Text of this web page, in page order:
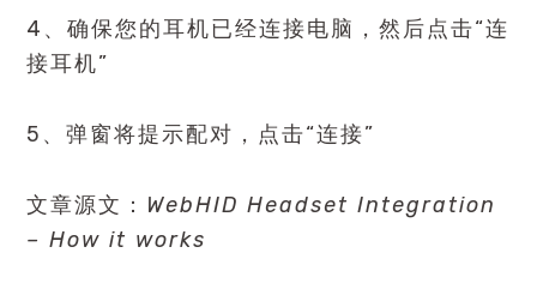
4、确保您的耳机已经连接电脑，然后点击“连
接耳机”
5、弹窗将提示配对，点击“连接”
文章源文： WebHID Headset Integration
– How it works